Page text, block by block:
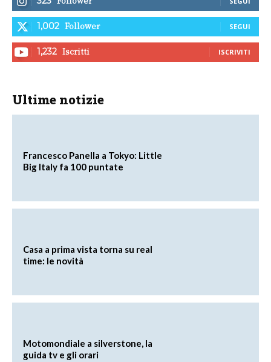
1,002 Follower SEGUI
1,232 Iscritti ISCRIVITI
Ultime notizie
Francesco Panella a Tokyo: Little
Big Italy fa 100 puntate
Casa a prima vista torna su real
time: le novità
Motomondiale a silverstone, la
guida tv e gli orari